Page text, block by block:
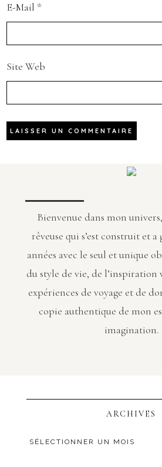
E-Mail *
Site Web
Bienvenue dans mon
rêveuse qui s’est construit et
années avec le seul et unique
du style de vie, de l’inspiration
expériences de voyage et de
copie authentique de mon
imagination.
ARCHIVES